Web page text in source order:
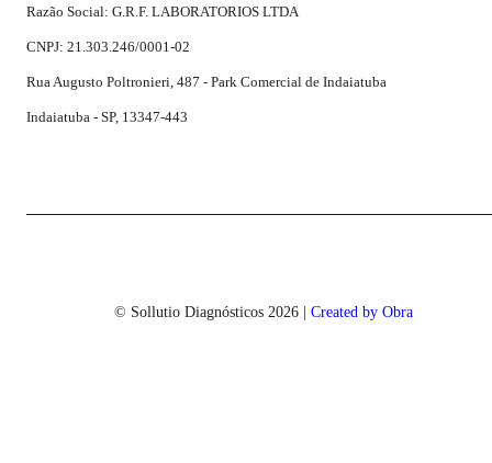
Razão Social: G.R.F. LABORATORIOS LTDA
CNPJ: 21.303.246/0001-02
Rua Augusto Poltronieri, 487 - Park Comercial de Indaiatuba
Indaiatuba - SP, 13347-443
© Sollutio Diagnósticos 2026 | Created by Obra